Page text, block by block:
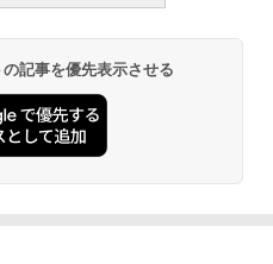
記事を優先表示させる